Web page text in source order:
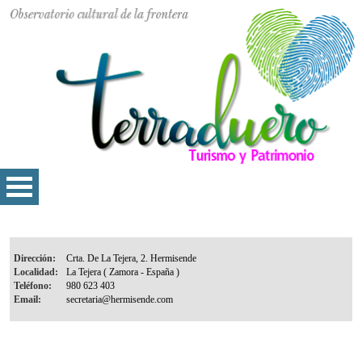
Dirección:
Localidad:
Teléfono:
Email: